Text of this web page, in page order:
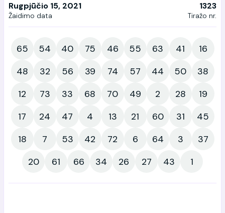
Rugpjūčio 15, 2021
Žaidimo data
1323
Tiražo nr.
65 54 40 75 46 55 63 41
16
48
32 56 39 74 57 44 50
38
12
73 33 68 70 49 2 28
19
17
24 47 4 13 21 60 31
45
18
7 53 42 72 6 64 3
37
20
61 66 34 26 27 43 1